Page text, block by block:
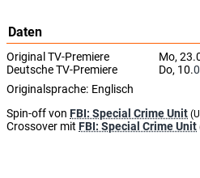
Daten
Original TV-Premiere
Mo,
Deutsche TV-Premiere
Do, 10.
Originalsprache: Englisch
Spin-off von FBI: Special Crime Unit
Crossover mit FBI: Special Crime Unit